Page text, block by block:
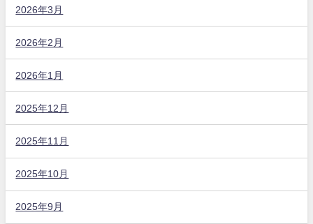
2026年3月
2026年2月
2026年1月
2025年12月
2025年11月
2025年10月
2025年9月